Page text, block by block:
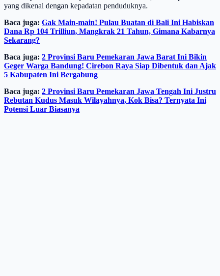
yang dikenal dengan kepadatan penduduknya.
Baca juga: Gak Main-main! Pulau Buatan di Bali Ini Habiskan
Dana Rp 104 Trilliun, Mangkrak 21 Tahun, Gimana Kabarnya
Sekarang?
Baca juga: 2 Provinsi Baru Pemekaran Jawa Barat Ini Bikin
Geger Warga Bandung! Cirebon Raya Siap Dibentuk dan Ajak
5 Kabupaten Ini Bergabung
Baca juga: 2 Provinsi Baru Pemekaran Jawa Tengah Ini Justru
Rebutan Kudus Masuk Wilayahnya, Kok Bisa? Ternyata Ini
Potensi Luar Biasanya